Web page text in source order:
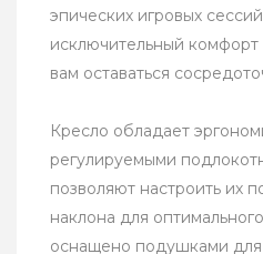
эпических игровых
исключительный
вам оставаться
Кресло обладает
регулируемыми
позволяют настроить их
наклона для
оснащено подушками